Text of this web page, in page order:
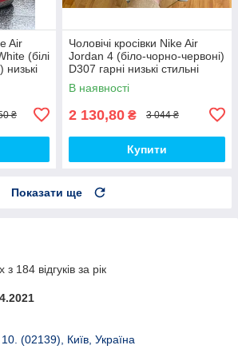
Air
(білі
₴
Чоловічі кросівки Nike Air
Jordan 4 (біло-чорно-червоні)
D307 гарні низькі стильні
кроси топ
В наявності
2 130,80 ₴ 3 044 ₴
Купити
Показати ще
184 відгуків за рік
(02139), Київ, Україна